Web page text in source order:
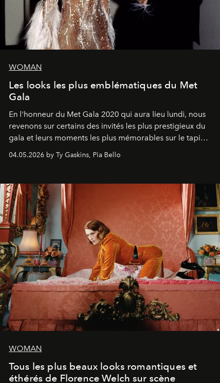
WOMAN
Les looks les plus emblématiques du Met
Gala
En l'honneur du Met Gala 2020 qui aura lieu lundi, nous
revenons sur certains des invités les plus prestigieux du
gala et leurs moments les plus mémorables sur le tapis
04.05.2026 by Ty Gaskins, Pia Bello
WOMAN
Tous les plus beaux looks romantiques et
éthérés de Florence Welch sur scène